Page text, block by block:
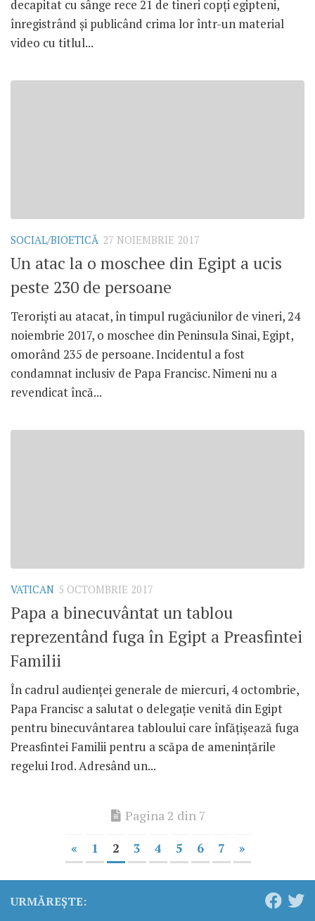
decapitat cu sânge rece 21 de tineri copți egipteni,
înregistrând și publicând crima lor într-un material
video cu titlul...
SOCIAL/BIOETICĂ 27 NOIEMBRIE 2017
Un atac la o moschee din Egipt a ucis
peste 230 de persoane
Teroriști au atacat, în timpul rugăciunilor de vineri, 24
noiembrie 2017, o moschee din Peninsula Sinai, Egipt,
omorând 235 de persoane. Incidentul a fost
condamnat inclusiv de Papa Francisc. Nimeni nu a
revendicat încă...
VATICAN 5 OCTOMBRIE 2017
Papa a binecuvântat un tablou
reprezentând fuga în Egipt a Preasfintei
Familii
În cadrul audienței generale de miercuri, 4 octombrie,
Papa Francisc a salutat o delegație venită din Egipt
pentru binecuvântarea tabloului care înfățișează fuga
Preasfintei Familii pentru a scăpa de amenințările
regelui Irod. Adresând un...
Pagina 2 din 7
« 1 2 3 4 5 6 7 »
URMĂREȘTE: